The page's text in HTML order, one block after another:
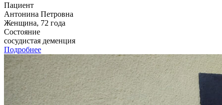
Пациент
Антонина Петровна
Женщина, 72 года
Состояние
сосудистая деменция
Подробнее